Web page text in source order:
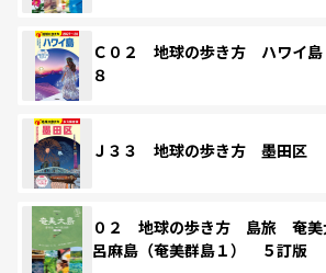
Ｃ０２ 地球の歩き方 ハワイ
８
Ｊ３３ 地球の歩き方 墨田区
０２ 地球の歩き方 島旅 奄
呂麻島（奄美群島１） ５訂版